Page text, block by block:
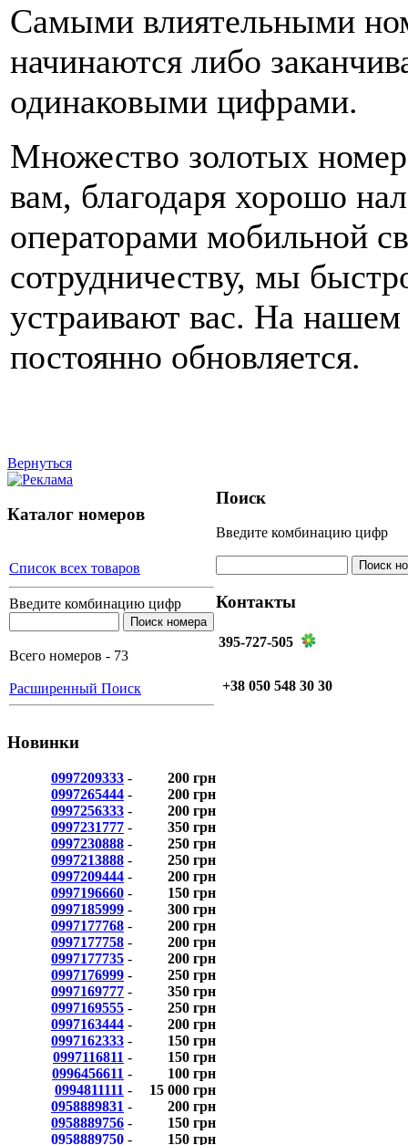
Самыми влиятельными
начинаются либо
одинаковыми цифрами.
Множество золотых
вам, благодаря хорошо
операторами мобильной
сотрудничеству, мы
устраивают вас. На
постоянно обновляется.
Вернуться
Каталог номеров
Список всех товаров
Введите комбинацию цифр
Всего номеров - 73
Расширенный Поиск
Новинки
0997209333 -
200 грн
0997265444 -
200 грн
0997256333 -
200 грн
0997231777 -
350 грн
0997230888 -
250 грн
0997213888 -
250 грн
0997209444 -
200 грн
0997196660 -
150 грн
0997185999 -
300 грн
0997177768 -
200 грн
0997177758 -
200 грн
0997177735 -
200 грн
0997176999 -
250 грн
0997169777 -
350 грн
0997169555 -
250 грн
0997163444 -
200 грн
0997162333 -
150 грн
0997116811 -
150 грн
0996456611 -
100 грн
0994811111 -
15 000 грн
0958889831 -
200 грн
0958889756 -
150 грн
0958889750 - 150 грн
Поиск
Введите комбинацию цифр
Контакты
395-727-505
+38 050 548 30 30